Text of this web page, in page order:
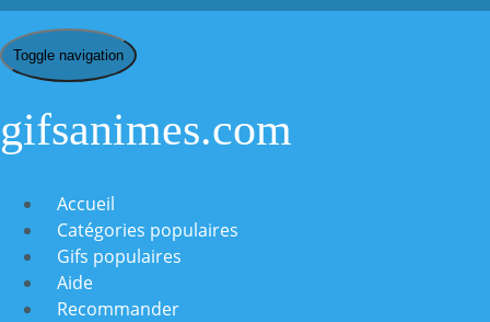
Toggle navigation
gifsanimes.com
Accueil
Catégories populaires
Gifs populaires
Aide
Recommander